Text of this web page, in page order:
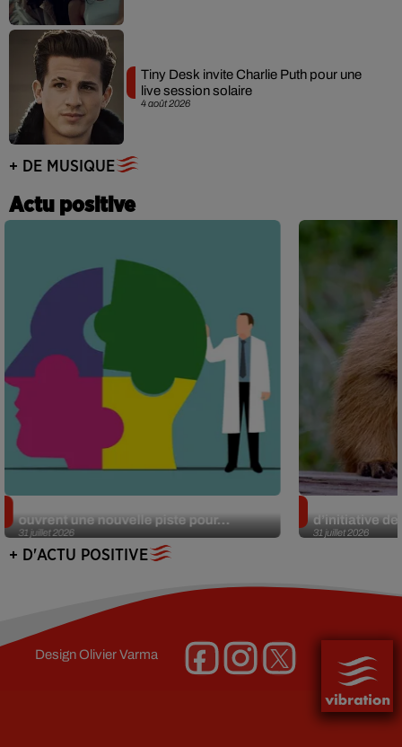
4 août 2026
Tiny Desk invite Charlie Puth pour une
live session solaire
+ DE MUSIQUE
Actu positive
31 juillet 2026
ouvrent une nouvelle piste pour...
31 juillet 2026
d’initiative
+ D'ACTU POSITIVE
DesignOlivier Varma